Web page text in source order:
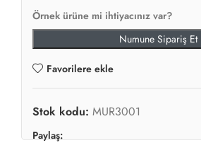
Örnek ürüne mi ihtiyacınız var?
Numune Sipariş Et
Favorilere ekle
Stok kodu: MUR3001
Paylaş: